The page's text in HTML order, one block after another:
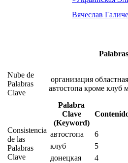
Вячеслав
Nube de
Palabras
Clave
организация областная
автостопа кроме клуб
Consistencia
de las
Palabras
Clave
Palabra
Clave
(Keyword)
автостопа
6
клуб
5
донецкая
4